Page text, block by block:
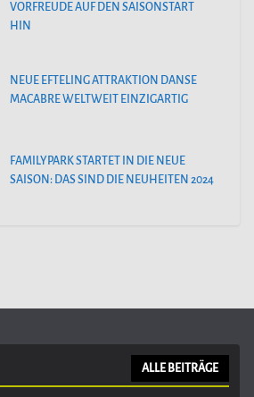
VORFREUDE AUF DEN SAISONSTART
HIN
NEUE EFTELING ATTRAKTION DANSE
MACABRE WELTWEIT EINZIGARTIG
FAMILYPARK STARTET IN DIE NEUE
SAISON: DAS SIND DIE NEUHEITEN 2024
ALLE BEITRÄGE